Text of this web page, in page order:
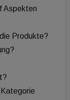
Aspekten
Produkte?